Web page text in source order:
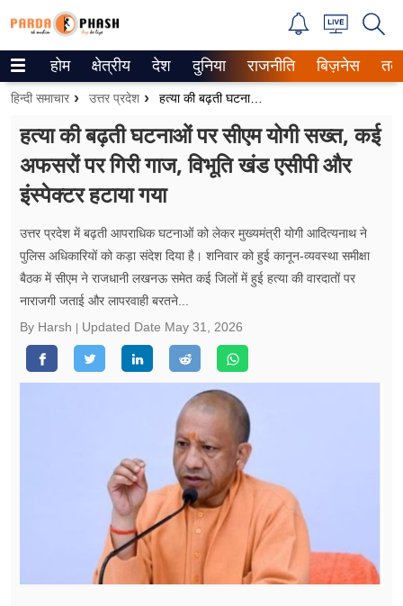
Trending on Google News
ePaper
वेब स्टोरीज
उत्तर प्रदेश
गैलरी
वीडियो
रिलेशनशिप
जीवन मंत्रा
होम क्षेत्रीय देश दुनिया राजनीति बिज़नेस
हिन्दी समाचार उत्तर प्रदेश हत्या की बढ़ती घटनाओं पर सीएम योगी सख्त, कई अफसरों पर गिरी गाज, विभूति खंड एसीपी और इंस्पेक्टर हटाया गया
हत्या की बढ़ती घटनाओं पर सीएम योगी सख्त, कई
अफसरों पर गिरी गाज, विभूति खंड एसीपी और
इंस्पेक्टर हटाया गया
उत्तर प्रदेश में बढ़ती आपराधिक घटनाओं को लेकर मुख्यमंत्री योगी आदित्यनाथ ने
पुलिस अधिकारियों को कड़ा संदेश दिया है। शनिवार को हुई कानून-व्यवस्था समीक्षा
बैठक में सीएम ने राजधानी लखनऊ समेत कई जिलों में हुई हत्या की वारदातों पर
नाराजगी जताई और लापरवाही बरतने...
By Harsh
Updated Date May 31, 2026